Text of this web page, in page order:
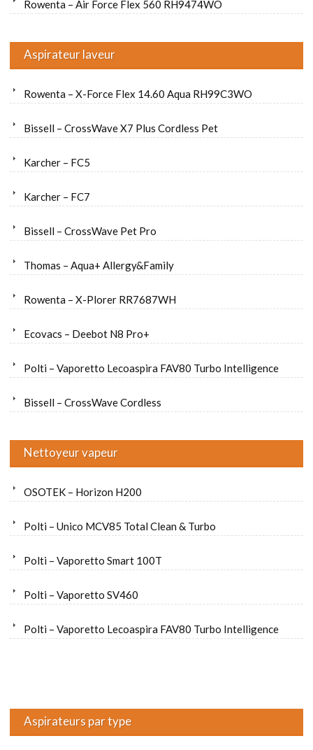
Rowenta – Air Force Flex 560 RH9474WO
Aspirateur laveur
Rowenta – X-Force Flex 14.60 Aqua RH99C3WO
Bissell – CrossWave X7 Plus Cordless Pet
Karcher – FC5
Karcher – FC7
Bissell – CrossWave Pet Pro
Thomas – Aqua+ Allergy&Family
Rowenta – X-Plorer RR7687WH
Ecovacs – Deebot N8 Pro+
Polti – Vaporetto Lecoaspira FAV80 Turbo Intelligence
Bissell – CrossWave Cordless
Nettoyeur vapeur
OSOTEK – Horizon H200
Polti – Unico MCV85 Total Clean & Turbo
Polti – Vaporetto Smart 100T
Polti – Vaporetto SV460
Polti – Vaporetto Lecoaspira FAV80 Turbo Intelligence
Aspirateurs par type